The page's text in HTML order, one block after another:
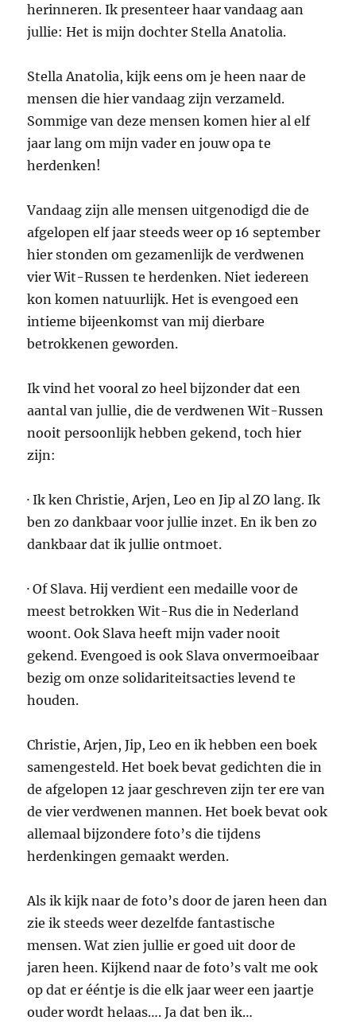
herinneren. Ik presenteer haar vandaag aan
jullie: Het is mijn dochter Stella Anatolia.
Stella Anatolia, kijk eens om je heen naar de
mensen die hier vandaag zijn verzameld.
Sommige van deze mensen komen hier al elf
jaar lang om mijn vader en jouw opa te
herdenken!
Vandaag zijn alle mensen uitgenodigd die de
afgelopen elf jaar steeds weer op 16 september
hier stonden om gezamenlijk de verdwenen
vier Wit-Russen te herdenken. Niet iedereen
kon komen natuurlijk. Het is evengoed een
intieme bijeenkomst van mij dierbare
betrokkenen geworden.
Ik vind het vooral zo heel bijzonder dat een
aantal van jullie, die de verdwenen Wit-Russen
nooit persoonlijk hebben gekend, toch hier
zijn:
· Ik ken Christie, Arjen, Leo en Jip al ZO lang. Ik
ben zo dankbaar voor jullie inzet. En ik ben zo
dankbaar dat ik jullie ontmoet.
· Of Slava. Hij verdient een medaille voor de
meest betrokken Wit-Rus die in Nederland
woont. Ook Slava heeft mijn vader nooit
gekend. Evengoed is ook Slava onvermoeibaar
bezig om onze solidariteitsacties levend te
houden.
Christie, Arjen, Jip, Leo en ik hebben een boek
samengesteld. Het boek bevat gedichten die in
de afgelopen 12 jaar geschreven zijn ter ere van
de vier verdwenen mannen. Het boek bevat ook
allemaal bijzondere foto’s die tijdens
herdenkingen gemaakt werden.
Als ik kijk naar de foto’s door de jaren heen dan
zie ik steeds weer dezelfde fantastische
mensen. Wat zien jullie er goed uit door de
jaren heen. Kijkend naar de foto’s valt me ook
op dat er ééntje is die elk jaar weer een jaartje
ouder wordt helaas…. Ja dat ben ik…